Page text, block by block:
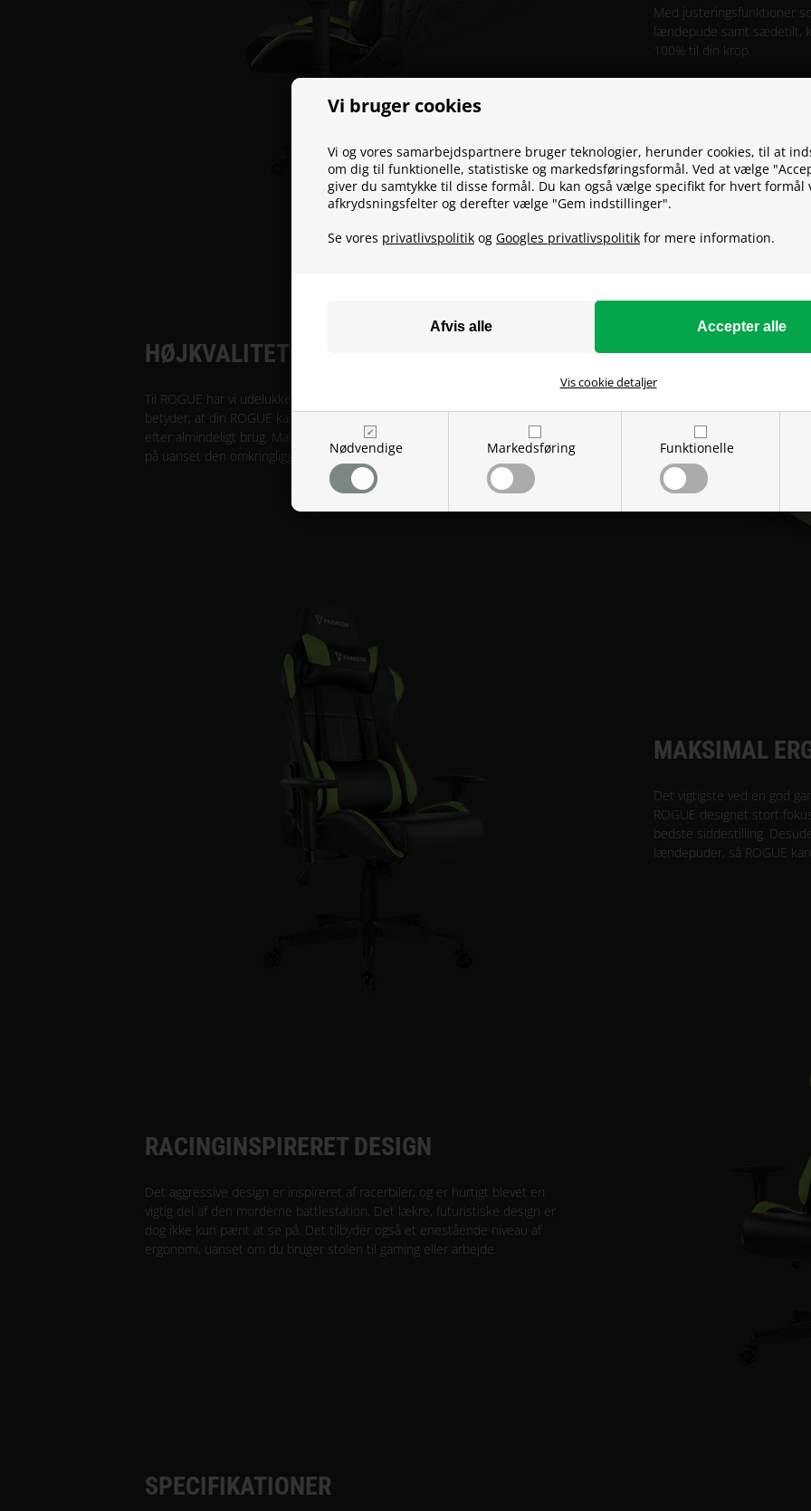
Vi bruger cookies
Vi og vores samarbejdspartnere bruger teknologier, herunder cookies, til at
om dig til funktionelle, statistiske og markedsføringsformål. Ved at vælge
giver du samtykke til disse formål. Du kan også vælge specifikt for hvert formål
afkrydsningsfelter og derefter vælge "Gem indstillinger".
Se vores privatlivspolitik og Googles privatlivspolitik for mere information.
Nødvendige Markedsføring Funktionelle
Vis cookie detaljer
Med justeringsfunktioner
lændepude samt sædetilt,
100% til din krop.
HØJKVALITETS PU-LÆDER
Til ROGUE har vi udelukkende benyttet PU-læder af højeste kvalitet. Det
betyder, at din ROGUE kan holde i enormt mange år uden synligt slid
efter almindeligt brug. Materialet er desuden utrolig behageligt at sidde
på uanset den omkringliggende temperatur.
MAKSIMAL
Det vigtigste ved en god
ROGUE designet stort
bedste siddestilling.
lændepuder, så ROGUE
RACINGINSPIRERET DESIGN
Det aggressive design er inspireret af racerbiler, og er hurtigt blevet en
vigtig del af den morderne battlestation. Det lækre, futuristiske design er
dog ikke kun pænt at se på. Det tilbyder også et enestående niveau af
ergonomi, uanset om du bruger stolen til gaming eller arbejde.
SPECIFIKATIONER